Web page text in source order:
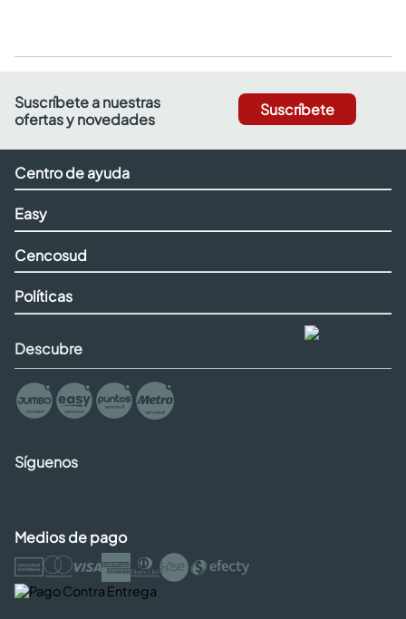
Suscríbete a nuestras
ofertas y novedades
Suscríbete
Centro de ayuda
Easy
Cencosud
Políticas
Descubre
Síguenos
Medios de pago